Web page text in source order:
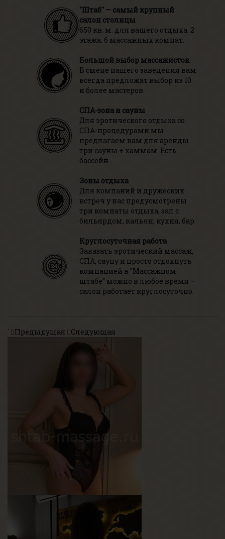
"Штаб" — самый крупный
салон столицы
650 кв. м. для вашего отдыха. 2
этажа. 6 массажных комнат.
Большой выбор массажисток
В смене нашего заведения вам
всегда предложат выбор из 10
и более мастеров.
СПА-зона и сауны
Для эротического отдыха со
СПА-процедурами мы
предлагаем вам для аренды
три сауны + хаммам. Есть
бассейн.
Зоны отдыха
Для компаний и дружеских
встреч у нас предусмотрены
три комнаты отдыха, зал с
бильярдом, кальян, кухня, бар.
Круглосуточная работа
Заказать эротический массаж,
СПА, сауну и просто отдохнуть
компанией в "Массажном
штабе" можно в любое время —
салон работает круглосуточно.
` Предыдущая Следующая